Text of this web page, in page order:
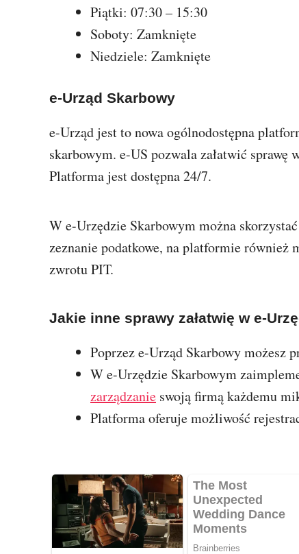
Piątki: 07:30 – 15:30
Soboty: Zamknięte
Niedziele: Zamknięte
e-Urząd Skarbowy
e-Urząd jest to nowa ogólnodostępna
skarbowym. e-US pozwala załatwić
Platforma jest dostępna 24/7.
W e-Urzędzie Skarbowym można
zeznanie podatkowe, na platformie również
zwrotu PIT.
Jakie inne sprawy załatwię w e-
Poprzez e-Urząd Skarbowy możesz
W e-Urzędzie Skarbowym
zarządzanie swoją firmą każdemu
Platforma oferuje możliwość